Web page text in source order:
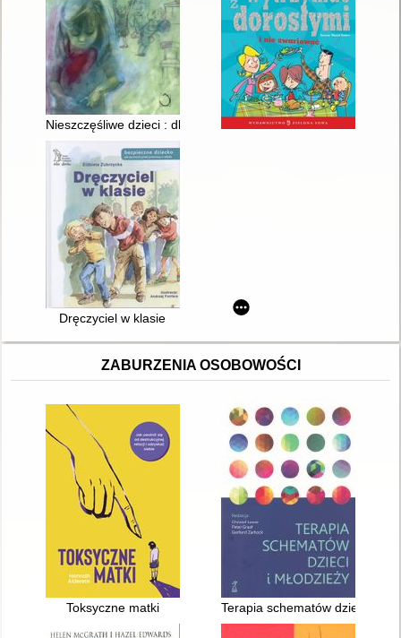
Nieszczęśliwe dzieci : dlaczego cierpią i jak im pomóc
Dręczyciel w klasie
ZABURZENIA OSOBOWOŚCI
Toksyczne matki Terapia schematów dzieci i